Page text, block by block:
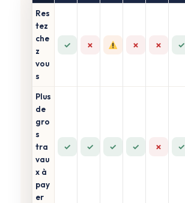
Res
tez
che
z
vou
s
✓ ✗ ✗ ✗ ✓
Plus
de
gro
s
tra
vau
x à
pay
er
✓ ✓ ✓ ✓ ✗ ✓